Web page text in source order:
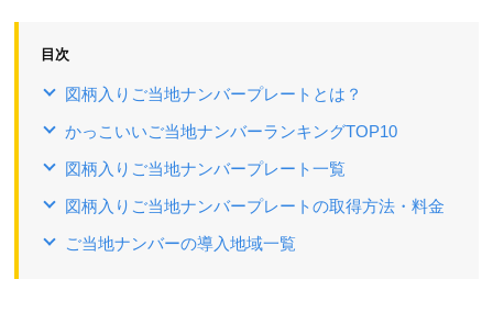
目次
図柄入りご当地ナンバープレートとは？
かっこいいご当地ナンバーランキングTOP10
図柄入りご当地ナンバープレート一覧
図柄入りご当地ナンバープレートの取得方法・料金
ご当地ナンバーの導入地域一覧